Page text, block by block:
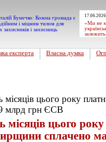
«Ми не
експерта Власна думка
місяців цього
сплачено